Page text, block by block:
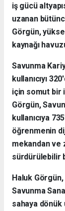
iş gücü
uzanan
Görgün,
kaynağı
Savunma
kullanıcıyı
için somut bir
Görgün,
kullanıcıya
öğrenmenin
mekandan ve
sürdürülebilir
Haluk
Savunma
sahaya